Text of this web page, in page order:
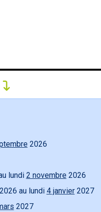
2026
lundi 2 novembre 2026
2026 au lundi 4 janvier2027
2027